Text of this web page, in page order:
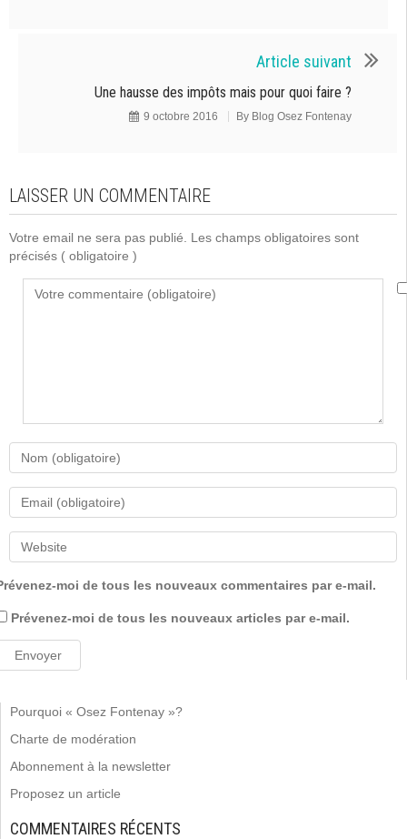
Article suivant
Une hausse des impôts mais pour quoi faire ?
9 octobre 2016 By Blog Osez Fontenay
LAISSER UN COMMENTAIRE
Votre email ne sera pas publié. Les champs obligatoires sont
précisés ( obligatoire )
moi de tous les nouveaux commentaires par e-mail.
Prévenez-moi de tous les nouveaux articles par e-mail.
Pourquoi « Osez Fontenay »?
Charte de modération
Abonnement à la newsletter
Proposez un article
COMMENTAIRES RÉCENTS